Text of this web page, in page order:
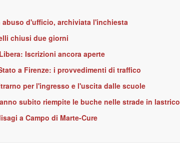
abuso d'ufficio, archiviata l'inchiesta
chiusi due giorni
Iscrizioni ancora aperte
a Firenze: i provvedimenti di traffico
per l'ingresso e l'uscita dalle scuole
subito riempite le buche nelle strade in lastrico
a Campo di Marte-Cure